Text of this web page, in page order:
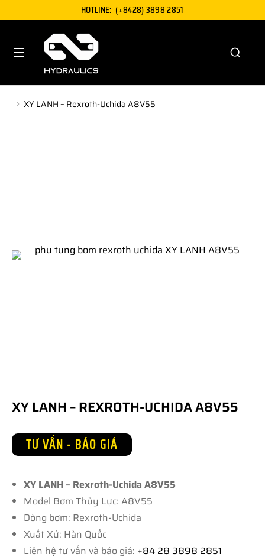
HOTLINE: (+8428) 3898 2851
You are here:
XY LANH – Rexroth-Uchida A8V55
XY LANH – REXROTH-UCHIDA A8V55
TƯ VẤN - BÁO GIÁ
XY LANH – Rexroth-Uchida A8V55
Model Bơm Thủy Lực: A8V55
Dòng bơm: Rexroth-Uchida
Xuất Xứ: Hàn Quốc
Liên hệ tư vấn và báo giá: +84 28 3898 2851